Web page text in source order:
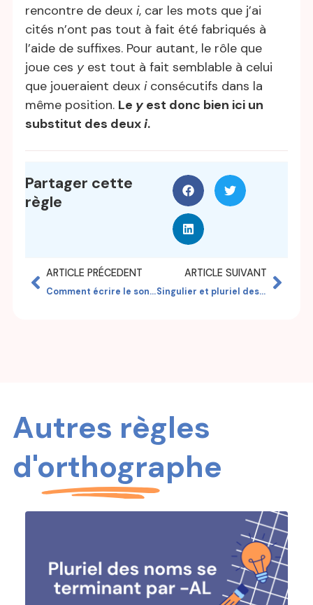
rencontre de deux i, car les mots que j’ai
cités n’ont pas tout à fait été fabriqués à
l’aide de suffixes. Pour autant, le rôle que
joue ces yest tout à fait semblable à celui
que joueraient deux iconsécutifs dans la
même position. Le y est donc bien ici un
substitut des deuxi.
Partager cette
règle
ARTICLE PRÉCEDENT
Comment écrire le son [f] ? Avec f, ff ou ph ?
ARTICLE SUIVANT
Singulier et pluriel des noms composés d’un verbe et d’un nom
Autres règles
d'orthographe